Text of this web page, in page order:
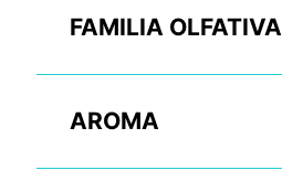
FAMILIA OLFATIVA
AROMA